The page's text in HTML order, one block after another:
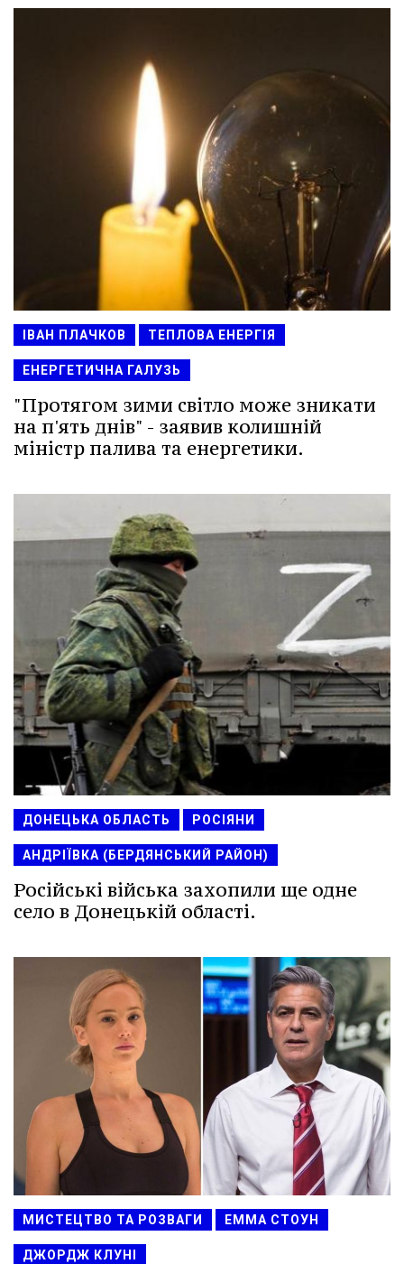
ІВАН ПЛАЧКОВ ТЕПЛОВА ЕНЕРГІЯ
ЕНЕРГЕТИЧНА ГАЛУЗЬ
"Протягом зими світло може зникати
на п'ять днів" - заявив колишній
міністр палива та енергетики.
ДОНЕЦЬКА ОБЛАСТЬ РОСІЯНИ
АНДРІЇВКА (БЕРДЯНСЬКИЙ РАЙОН)
Російські війська захопили ще одне
село в Донецькій області.
МИСТЕЦТВО ТА РОЗВАГИ ЕММА СТОУН
ДЖОРДЖ КЛУНІ